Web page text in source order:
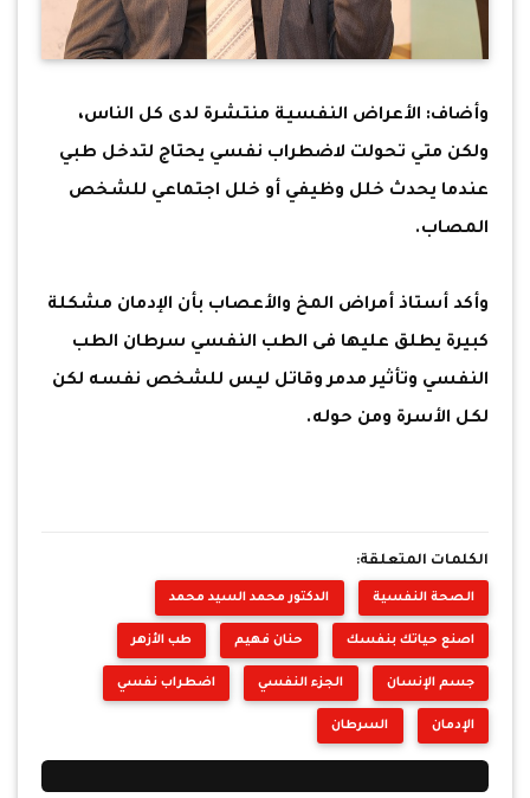
وأضاف: الأعراض النفسية منتشرة لدى كل الناس،
ولكن متي تحولت لاضطراب نفسي يحتاج لتدخل طبي
عندما يحدث خلل وظيفي أو خلل اجتماعي للشخص
المصاب.
وأكد أستاذ أمراض المخ والأعصاب بأن الإدمان مشكلة
كبيرة يطلق عليها فى الطب النفسي سرطان الطب
النفسي وتأثير مدمر وقاتل ليس للشخص نفسه لكن
لكل الأسرة ومن حوله.
الكلمات المتعلقة:
الصحة النفسية الدكتور محمد السيد محمد
اصنع حياتك بنفسك حنان فهيم طب الأزهر
جسم الإنسان الجزء النفسي اضطراب نفسي
الإدمان السرطان